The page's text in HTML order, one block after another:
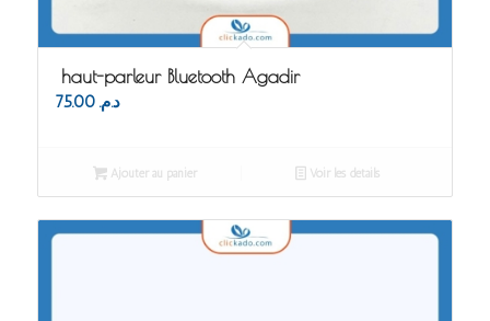
haut-parleur Bluetooth Agadir
د.م. 75.00
Ajouter au panier Voir les détails